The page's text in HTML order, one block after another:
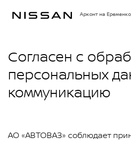
Арконт на Еременко
Согласен с
персональных
коммуникацию
АО «АВТОВАЗ» соблюдает